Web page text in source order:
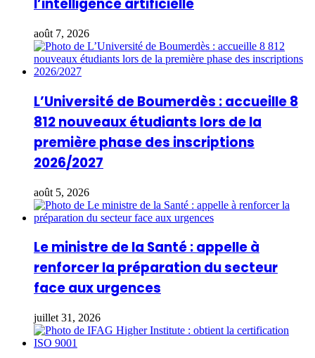
l’intelligence artificielle
août 7, 2026
L’Université de Boumerdès : accueille 8
812 nouveaux étudiants lors de la
première phase des inscriptions
2026/2027
août 5, 2026
Le ministre de la Santé : appelle à
renforcer la préparation du secteur
face aux urgences
juillet 31, 2026